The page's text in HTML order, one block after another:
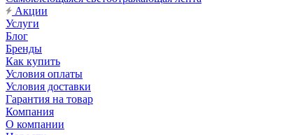
Акции
Услуги
Блог
Бренды
Как купить
Условия оплаты
Условия доставки
Гарантия на товар
Компания
О компании